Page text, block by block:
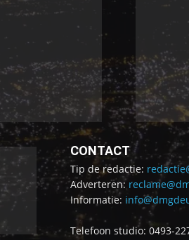
CONTACT
Tip de redactie:
Adverteren:
Informatie:
Telefoon studio: 0493-